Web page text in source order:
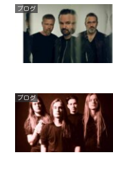
ブログ
ブログ